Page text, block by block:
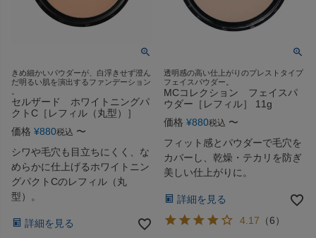
きめ細かいパウダーが、白浮きせず澄ん
だ明るい肌を演出するファンデーション
セルザード ホワイトニングパ
クトC［レフィル（丸型）］
価格 ¥880税込 〜
シワや毛穴も目立ちにくく、な
めらかに仕上げるホワイトニン
グパクトCのレフィル（丸
型）。
詳細を見る
透明感の高い仕上がりのプレストタイプ
フェイスパウダー。
MCコレクション フェイスパ
ウダー［レフィル］ 11g
価格 ¥880税込 〜
フィット感とパウダーで毛穴を
カバーし、乾燥・テカリを防ぎ
美しい仕上がりに。
詳細を見る
4.17 （6）